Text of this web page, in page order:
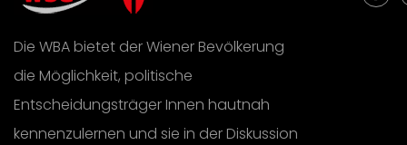
Die WBA bietet der Wiener Bevölkerung
die Möglichkeit, politische
Entscheidungsträger Innen hautnah
kennenzulernen und sie in der Diskussion